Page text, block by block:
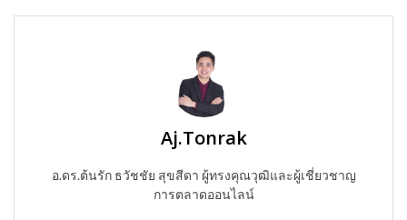
Aj.Tonrak
อ.ดร.ต้นรัก ธวัชชัย สุขสีดา ผู้ทรงคุณวุฒิและผู้เชี่ยวชาญ
การตลาดออนไลน์